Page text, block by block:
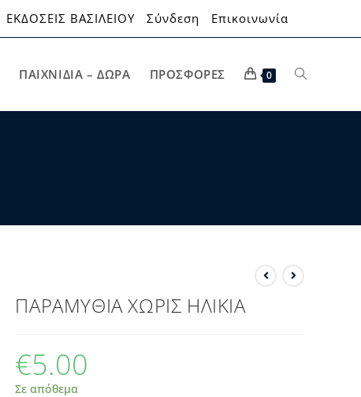
ΕΚΔΟΣΕΙΣ ΒΑΣΙΛΕΙΟΥ Σύνδεση Επικοινωνία
ΠΑΙΧΝΊΔΙΑ – ΔΏΡΑ ΠΡΟΣΦΟΡΈΣ 0
ΠΑΡΑΜΥΘΙΑ ΧΩΡΙΣ ΗΛΙΚΙΑ
€5.00
Σε απόθεμα